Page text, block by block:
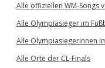
Alle offiziellen WM-Songs
Alle Olympiasieger im
Alle Olympiasiegerinnen
Alle Orte der CL-Finals